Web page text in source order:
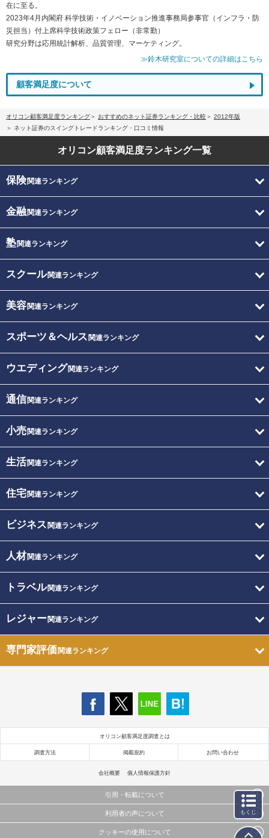
在に至る。
2023年4月内閣府 科学技術・イノベーション推進事務局参事官（インフラ・防
災担当）付上席科学技術政策フェロー（非常勤）
研究分野は応用統計解析、品質管理、マーケティング。
≫鈴木研究室についての詳細はこちら
顧客満足度について
オリコン顧客満足度ランキング おすすめのネット証券ランキング・比較
2012年版
ネット証券のスイングトレードランキング・口コミ情報
オリコン顧客満足度ランキング一覧
保険関連ランキング
金融関連ランキング
塾関連ランキング
スクール関連ランキング
美容関連ランキング
スポーツ＆ヘルス 関連ランキング
ウエディング関連ランキング
通信関連ランキング
小売関連ランキング
生活関連ランキング
住宅関連ランキング
ビジネス 関連ランキング
人材関連ランキング
トラベル関連ランキング
レジャー関連ランキング
専門家評価関連ランキング
オリコン顧客満足度調査とは
調査方法 掲載規約 お問い合わせ
会社概要 個人情報保護方針
引用・転載について
当サイトで公開されている情報（文字、写真、イラスト、画像データ等）及びこれらの配置・
利用者の声について
当サイトに掲載している内容はすべてサービスの利用者が提出された見解・感想です。
クッキーの使用について
もくじ